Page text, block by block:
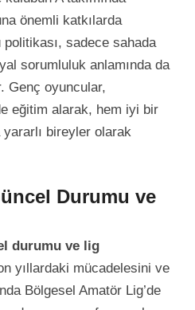
önemli katkılarda
sadece sahada
sorumluluk anlamında da
Genç oyuncular,
eğitim alarak, hem iyi bir
bireyler olarak
Durumu ve
durumu ve lig
yıllardaki mücadelesini ve
Bölgesel Amatör Lig’de